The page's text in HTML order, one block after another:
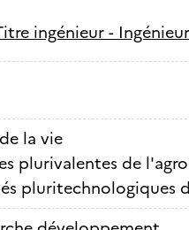
ingénieur -
la vie
plurivalentes de
pluritechnologiques